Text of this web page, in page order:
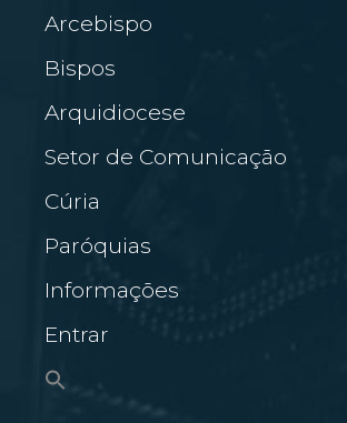
Arcebispo
Bispos
Arquidiocese
Setor de Comunicação
Cúria
Paróquias
Informações
Entrar